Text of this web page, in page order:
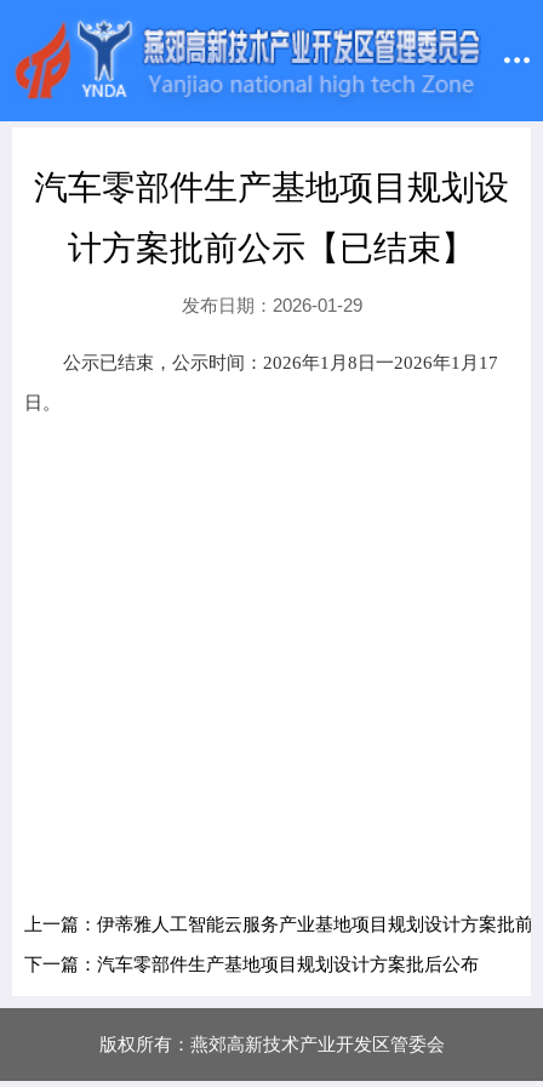
汽车零部件生产基地项目规划设
计方案批前公示【已结束】
发布日期：2026-01-29
公示已结束，公示时间：2026年1月8日一2026年1月17
日。
上一篇：伊蒂雅人工智能云服务产业基地项目规划设计方案批前
下一篇：汽车零部件生产基地项目规划设计方案批后公布
版权所有：燕郊高新技术产业开发区管委会